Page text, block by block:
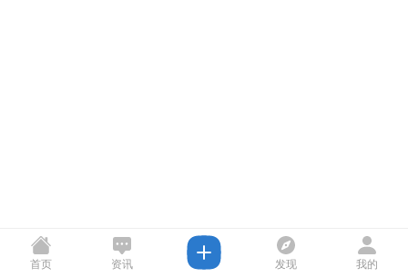
首页 资讯 发现 我的